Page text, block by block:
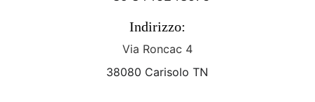
Indirizzo:
Via Roncac 4
38080 Carisolo TN